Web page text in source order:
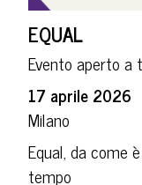
EQUAL
Evento aperto a
17 aprile 2026
Milano
Equal, da come
tempo